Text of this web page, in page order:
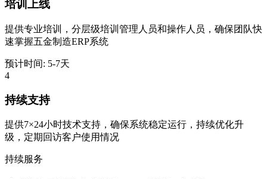
培训上线
提供专业培训，分层级培训管理人员和操作人员，确保团队快
速掌握五金制造ERP系统
预计时间: 5-7天
4
持续支持
提供7×24小时技术支持，确保系统稳定运行，持续优化升
级，定期回访客户使用情况
持续服务